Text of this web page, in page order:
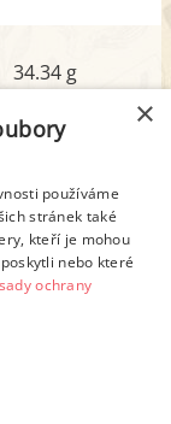
34.34 g
43.95 g
27.43 g
×
používáme
stránek také
kteří je mohou
nebo které
ochrany